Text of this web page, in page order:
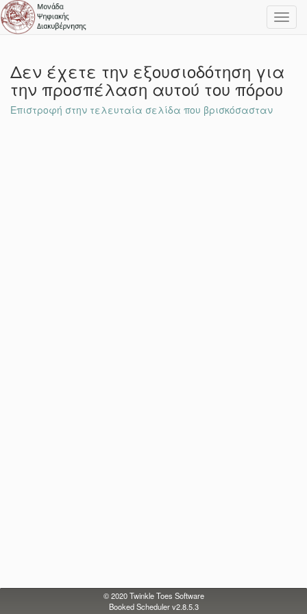
Δεν έχετε την εξουσιοδότηση για
την προσπέλαση αυτού του πόρου
Επιστροφή στην τελευταία σελίδα που βρισκόσασταν
© 2020Twinkle Toes Software
Booked Scheduler v2.8.5.3